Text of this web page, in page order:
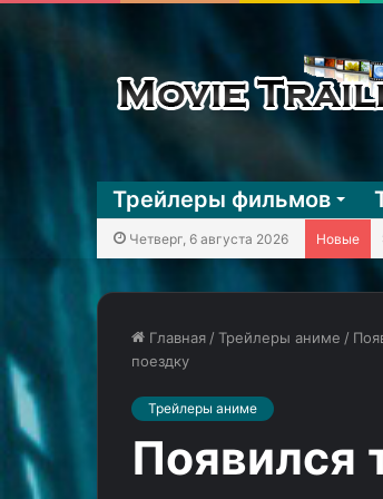
Трейлеры фильмов
Четверг, 6 августа 2026 Новые
Главная /Трейлеры аниме /
поездку
Трейлеры аниме
Появился